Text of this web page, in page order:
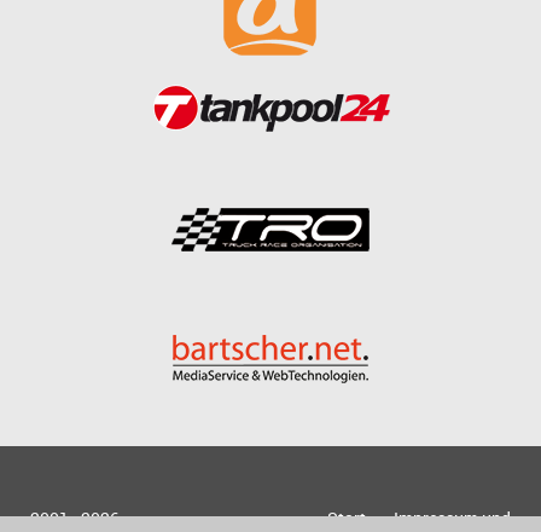
2001 - 2026
Start
Impressum und